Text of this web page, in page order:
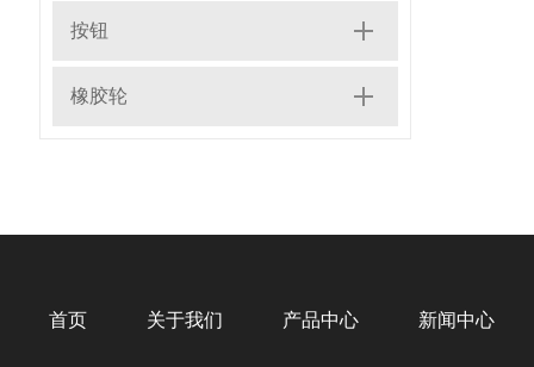
按钮
橡胶轮
首页 关于我们 产品中心 新闻中心